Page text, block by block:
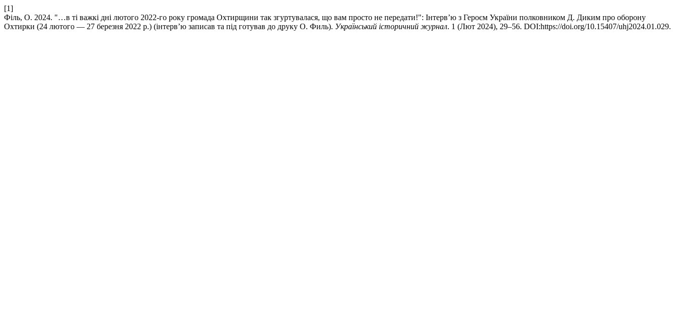
[1]
Філь, О. 2024. "…в ті важкі дні лютого 2022-го року громада Охтирщини так згуртувалася, що вам просто не передати!": Інтерв’ю з Героєм України полковником Д. Диким про оборону
Охтирки (24 лютого — 27 березня 2022 р.) (інтерв’ю записав та під готував до друку О. Филь). Український історичний журнал. 1 (Лют 2024), 29–56. DOI:https://doi.org/10.15407/uhj2024.01.029.